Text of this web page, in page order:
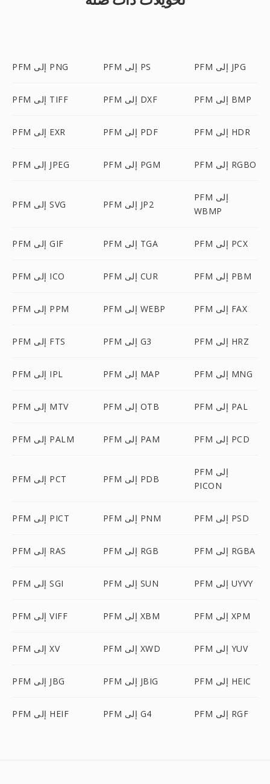
PFM إلى PNG PFM إلى PS PFM إلى JPG
PFM إلى TIFF PFM إلى DXF PFM إلى BMP
PFM إلى EXR PFM إلى PDF PFM إلى HDR
PFM إلى JPEG PFM إلى PGM PFM إلى RGBO
PFM إلى SVG PFM إلى JP2
PFM إلى
WBMP
PFM إلى GIF PFM إلى TGA PFM إلى PCX
PFM إلى ICO PFM إلى CUR PFM إلى PBM
PFM إلى PPM PFM إلى WEBP PFM إلى FAX
PFM إلى FTS PFM إلى G3 PFM إلى HRZ
PFM إلى IPL PFM إلى MAP PFM إلى MNG
PFM إلى MTV PFM إلى OTB PFM إلى PAL
PFM إلى PALM PFM إلى PAM PFM إلى PCD
PFM إلى PCT PFM إلى PDB
PFM إلى
PICON
PFM إلى PICT PFM إلى PNM PFM إلى PSD
PFM إلى RAS PFM إلى RGB PFM إلى RGBA
PFM إلى SGI PFM إلى SUN PFM إلى UYVY
PFM إلى VIFF PFM إلى XBM PFM إلى XPM
PFM إلى XV PFM إلى XWD PFM إلى YUV
PFM إلى JBG PFM إلى JBIG PFM إلى HEIC
PFM إلى HEIF PFM إلى G4 PFM إلى RGF